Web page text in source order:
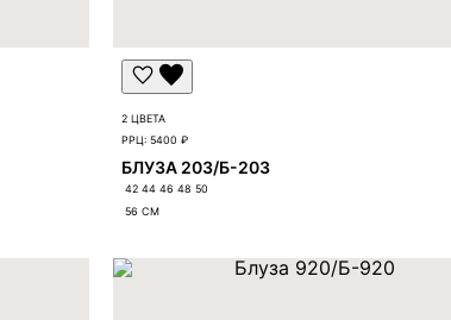
2 ЦВЕТА
РРЦ:5400 ₽
БЛУЗА 203/Б-203
42 44 46 48 50
56 СМ